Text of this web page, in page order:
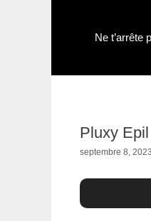
Ne t’arrête
Pluxy
septembre 8, 2023